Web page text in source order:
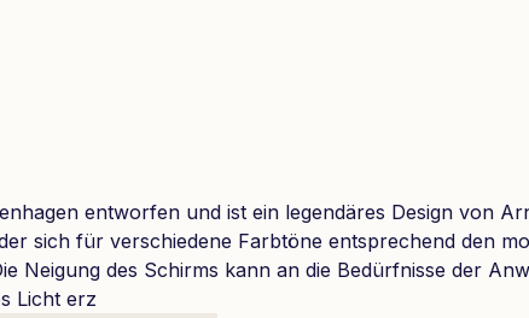
entworfen und ist ein legendäres Design von
sich für verschiedene Farbtöne entsprechend den
Neigung des Schirms kann an die Bedürfnisse der
Licht erz